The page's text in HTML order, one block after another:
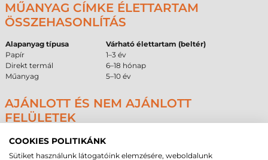
MŰANYAG CÍMKE ÉLETTARTAM
ÖSSZEHASONLÍTÁS
Alapanyag típusa
Várható élettartam (beltér)
Papír
1–3 év
Direkt termál
6–18 hónap
Műanyag
5–10 év
AJÁNLOTT ÉS NEM AJÁNLOTT
FELÜLETEK
A ragasztó és az alapanyag fizikai tulajdonságai alapján az alábbi
felületek figyelembevétele javasolt a beszerzési döntés során a
maximális hatékonyság érdekében:
COOKIES POLITIKÁNK
Sütiket használunk látogatóink elemzésére, weboldalunk